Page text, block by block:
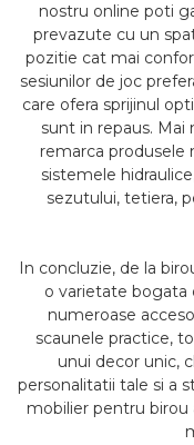
nostru online poti
prevazute cu un
pozitie cat mai
sesiunilor de joc
care ofera sprijinul
sunt in repaus. Mai
remarca produsele
sistemele
sezutului, tetiera,
In concluzie, de la
o varietate bogata
numeroase
scaunele practice,
unui decor unic,
personalitatii tale si a
mobilier pentru birou